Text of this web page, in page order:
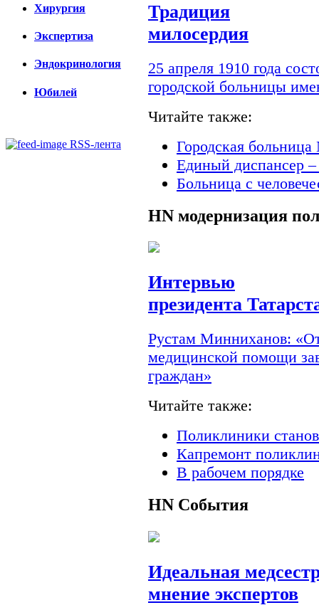
Хирургия
Экспертиза
Эндокринология
Юбилей
RSS-лента
Традиция
милосердия
25 апреля 1910 года
городской больницы
Читайте также:
Городская
Единый диспансер
Больница с
HN модернизация
Интервью
президента
Рустам Минниханов:
медицинской помощи
граждан»
Читайте также:
Поликлиники
Капремонт
В рабочем порядке
HN События
Идеальная
мнение экспертов